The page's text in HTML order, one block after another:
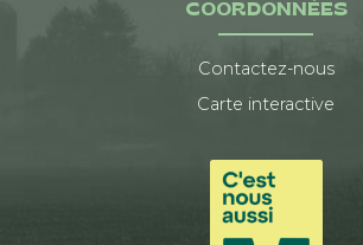
COORDONNÉES
Contactez-nous
Carte interactive